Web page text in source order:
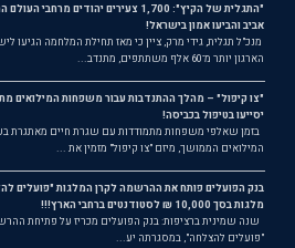
"התגלית של הקיץ": 1,700 צעירים יהודים
אביב והביעו אמון בישראל!
מנכ"ל תגלית, גידי מרק, ציין כי מאז תחילת המלחמה הגיעו
הארגון יותר מ־60 אלף משתתפים, מתנדב...
"צו קיפול" – מהלך ההתנדבות עבור משפחות המילואים
יסייעו בטיפול בכביסה!
בזמן שאלפי משפחות מתמודדות עם שגרת חיים מאתגרת
המילואים הממושך, מיזם "צו קיפול" מזמין את ...
מלגות בסך 10,000 ₪ לסטודנטים ברחבי הארץ!!!
שנה שמינית ברציפות: בנק הפועלים מכריז על פתיחת
"פועלים להצלחה", במסגרתה יע...